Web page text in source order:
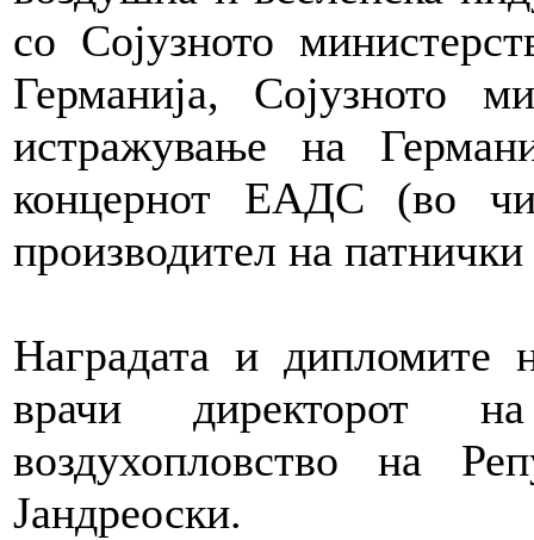
со Сојузното
Германија, Сојузното
истражување на
концернот ЕАДС (во
производител на
Наградата и дипломите
врачи директорот
воздухопловство на
Јандреоски.